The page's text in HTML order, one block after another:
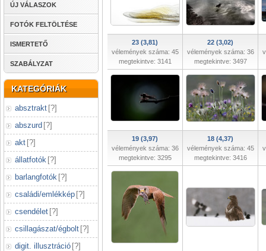
ÚJ VÁLASZOK
FOTÓK FELTÖLTÉSE
ISMERTETŐ
SZABÁLYZAT
KATEGÓRIÁK
absztrakt [?]
abszurd [?]
akt [?]
állatfotók [?]
barlangfotók [?]
családi/emlékkép [?]
csendélet [?]
csillagászat/égbolt [?]
digit. illusztráció [?]
23 (3,81)
vélemények száma: 45
megtekintve: 3141
22 (3,02)
vélemények száma: 36
megtekintve: 3497
19 (3,97)
vélemények száma: 36
megtekintve: 3295
18 (4,37)
vélemények száma: 45
megtekintve: 3416